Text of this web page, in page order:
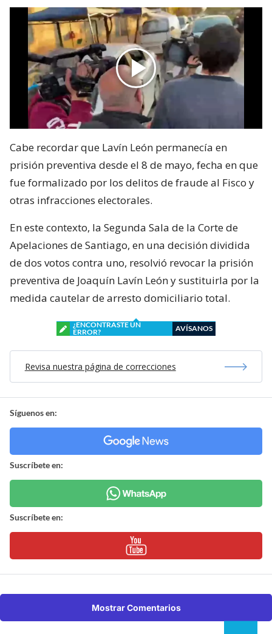
Cabe recordar que Lavín León permanecía en
prisión preventiva desde el 8 de mayo, fecha en que
fue formalizado por los delitos de fraude al Fisco y
otras infracciones electorales.
En este contexto, la Segunda Sala de la Corte de
Apelaciones de Santiago, en una decisión dividida
de dos votos contra uno, resolvió revocar la prisión
preventiva de Joaquín Lavín León y sustituirla por la
medida cautelar de arresto domiciliario total.
¿ENCONTRASTE UN
ERROR?
AVÍSANOS
Revisa nuestra página de correcciones
Síguenos en:
Suscríbete en:
Suscríbete en:
Mostrar Comentarios